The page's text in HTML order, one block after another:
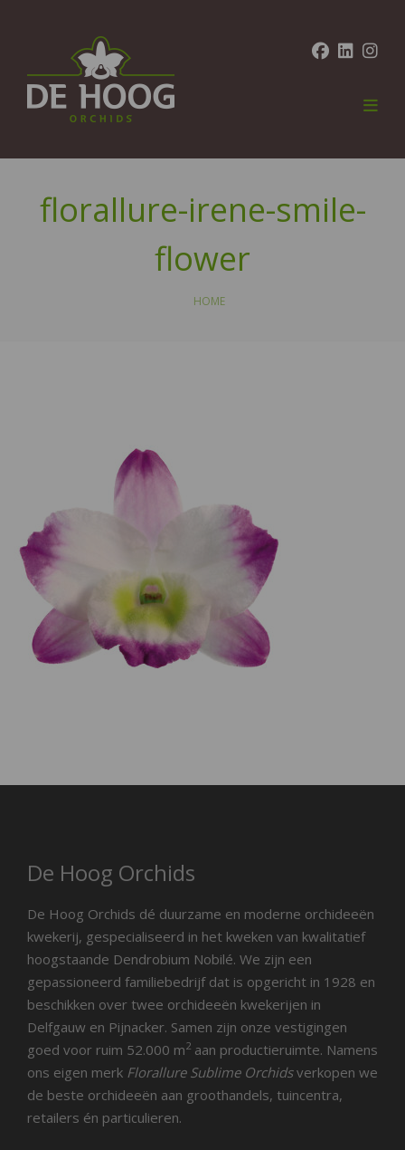
florallure-irene-smile-
flower
HOME
De Hoog Orchids
De Hoog Orchids dé duurzame en moderne orchideeën
kwekerij, gespecialiseerd in het kweken van kwalitatief
hoogstaande Dendrobium Nobilé. We zijn een
gepassioneerd familiebedrijf dat is opgericht in 1928 en
beschikken over twee orchideeën kwekerijen in
Delfgauw en Pijnacker. Samen zijn onze vestigingen
goed voor ruim 52.000 m2 aan productieruimte. Namens
ons eigen merk Florallure Sublime Orchidsverkopen we
de beste orchideeën aan groothandels, tuincentra,
retailers én particulieren.